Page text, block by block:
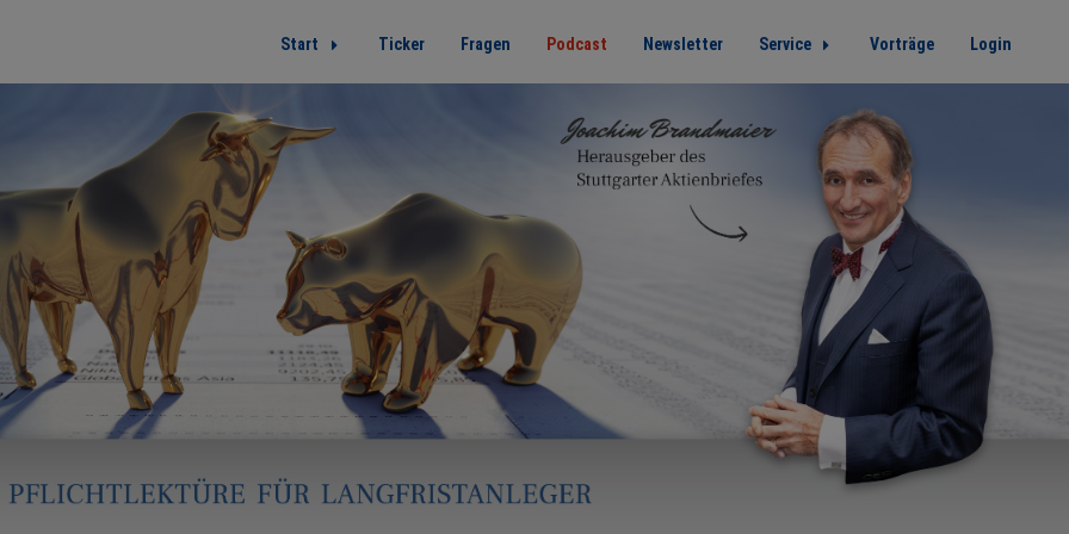
Start Ticker Fragen Podcast Newsletter Service Vorträge Login